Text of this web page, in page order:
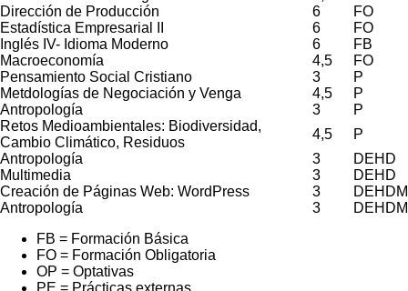
Dirección de Producción
6
FO
Estadística Empresarial II
6
FO
Inglés IV- Idioma Moderno
6
FB
Macroeconomía
4,5
FO
Pensamiento Social Cristiano
3
P
Metdologías de Negociación y Venga
4,5
P
Antropología
3
P
Retos Medioambientales: Biodiversidad,
Cambio Climático, Residuos
4,5
P
Antropología
3
DEHD
Multimedia
3
DEHD
Creación de Páginas Web: WordPress
3
DEHDM
Antropología
3
DEHDM
FB = Formación Básica
FO = Formación Obligatoria
OP = Optativas